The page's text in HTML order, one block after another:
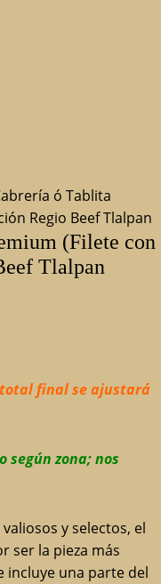
ó Tablita
Regio Beef Tlalpan
(Filete con
Tlalpan
total final se ajustará
según zona; nos
y selectos, el
ser la pieza más
incluye una parte del